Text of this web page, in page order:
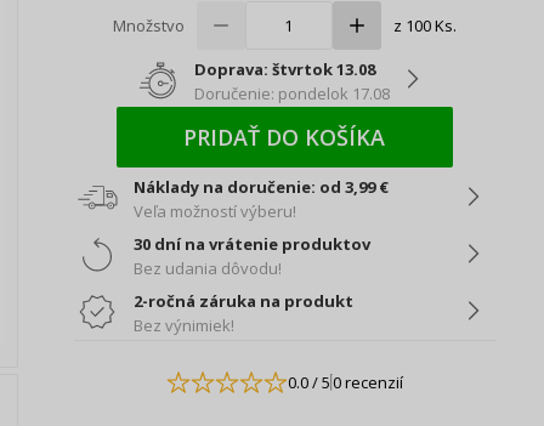
Množstvo z 100 Ks.
Doprava: štvrtok 13.08
Doručenie: pondelok 17.08
PRIDAŤ DO KOŠÍKA
Náklady na doručenie: od 3,99 €
Veľa možností výberu!
30 dní na vrátenie produktov
Bez udania dôvodu!
2-ročná záruka na produkt
Bez výnimiek!
0.0/ 50 recenzií